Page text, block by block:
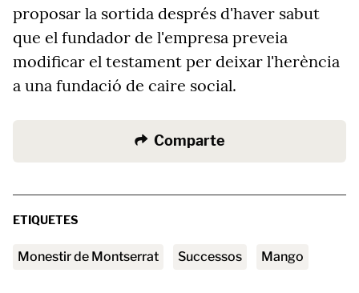
proposar la sortida després d'haver sabut
que el fundador de l'empresa preveia
modificar el testament per deixar l'herència
a una fundació de caire social.
Comparte
ETIQUETES
Monestir de Montserrat successos Mango